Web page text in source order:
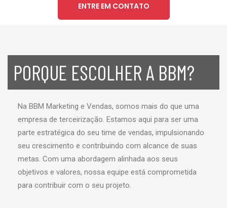
ENTRE EM CONTATO
PORQUE ESCOLHER A BBM?
Na BBM Marketing e Vendas, somos mais do que uma
empresa de terceirização. Estamos aqui para ser uma
parte estratégica do seu time de vendas, impulsionando
seu crescimento e contribuindo com alcance de suas
metas. Com uma abordagem alinhada aos seus
objetivos e valores, nossa equipe está comprometida
para contribuir com o seu projeto.